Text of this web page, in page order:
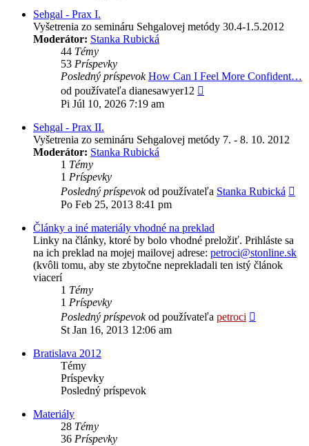
Sehgal - Prax I.
Vyšetrenia zo semináru Sehgalovej metódy 30.4-1.5.2012
Moderátor: Stanka Rubická
44 Témy
53 Príspevky
Posledný príspevok How Can I Feel More Confident…
od používateľa dianesawyer12
Pi Júl 10, 2026 7:19 am
Sehgal - Prax II.
Vyšetrenia zo semináru Sehgalovej metódy 7. - 8. 10. 2012
Moderátor: Stanka Rubická
1 Témy
1 Príspevky
Posledný príspevokod používateľa Stanka Rubická
Po Feb 25, 2013 8:41 pm
Články a iné materiály vhodné na preklad
Linky na články, ktoré by bolo vhodné preložiť. Prihláste sa
na ich preklad na mojej mailovej adrese: petroci@stonline.sk
(kvôli tomu, aby ste zbytočne neprekladali ten istý článok
viacerí
1 Témy
1 Príspevky
Posledný príspevokod používateľa petroci
St Jan 16, 2013 12:06 am
Bratislava 2012
Témy
Príspevky
Posledný príspevok
Materiály
28 Témy
36 Príspevky